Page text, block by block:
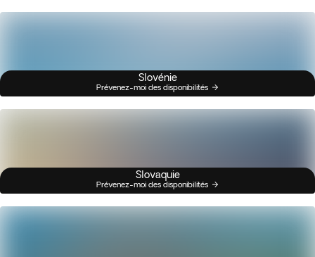
Slovénie
Prévenez-moi des disponibilités
Slovaquie
Prévenez-moi des disponibilités